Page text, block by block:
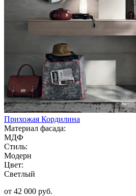
Прихожая Кордилина
Материал фасада:
МДФ
Стиль:
Модерн
Цвет:
Светлый
от 42 000 руб.